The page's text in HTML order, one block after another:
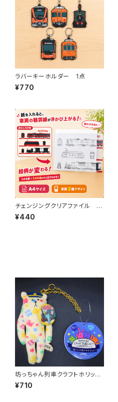
ラバーキーホルダー 1点
¥770
チェンジングクリアファイル 伊
予鉄道（A）
¥440
坊っちゃん列車クラフトホリッ
ク SLOTH(スロース）くま
¥710